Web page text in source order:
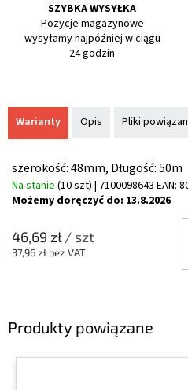
SZYBKA WYSYŁKA
Pozycje magazynowe
wysyłamy najpóźniej w ciągu
24 godzin
Produkty powiązane
Warianty Opis Pliki
szerokość: 48mm, Długość: 50m
Na stanie (10 szt) | 7100098643 EAN:
Możemy doręczyć do: 13.8.2026
46,69 zł/ szt
37,96 zł bez VAT